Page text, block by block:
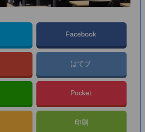
Facebook
はてブ
Pocket
印刷